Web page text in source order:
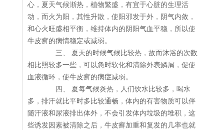
心，夏天气候渐热，植物繁盛，有宜于心脏的生理活
动，而火为阳，其性升散，使阳邪发于外，阴气内敛，
和心火旺盛相平衡，维持体内的阴阳气血平稳，所以使
牛皮癣的病情稳定或减弱。
三、 夏天的时候气候比较热，故而沐浴的次数
相比照较多一些，可以急时软化和清除外表鳞屑，促使
血液循环，使牛皮癣的病症减弱。
四、 夏每气候炎热，人们饮水比较多，喝水
多，排汗就比平时多比较通畅，体内的有害物质可以伴
随汗液和尿液排出体外，不会引发体内垃圾的堆积，这
些诱发因素被清除之后，牛皮癣加重和复发的几率也就